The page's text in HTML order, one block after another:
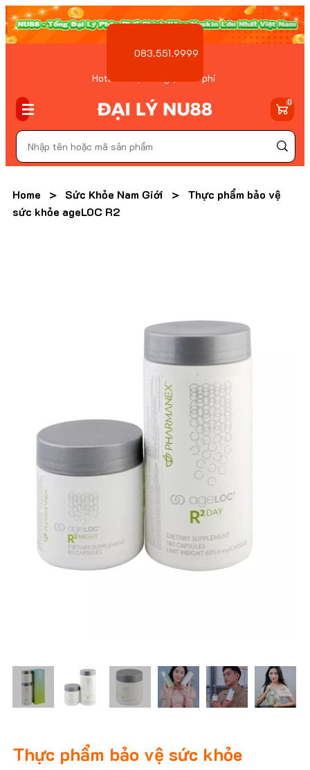
Hotline Đặt hàng ( Miễn phí
083.551.9999
0
Home > Sức Khỏe Nam Giới >
Thực phẩm bảo vệ
sức khỏe ageLOC R2
Thực phẩm bảo vệ sức khỏe